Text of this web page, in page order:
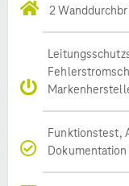
2
Funktionstest,
Dokumentation